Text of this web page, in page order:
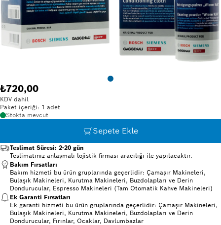
₺720,00
KDV dahil
Paket içeriği: 1 adet
Stokta mevcut
Sepete Ekle
Teslimat Süresi: 2-20 gün
Teslimatınız anlaşmalı lojistik firması aracılığı ile yapılacaktır.
Bakım Fırsatları
Bakım hizmeti bu ürün gruplarında geçerlidir: Çamaşır Makineleri,
Bulaşık Makineleri, Kurutma Makineleri, Buzdolapları ve Derin
Dondurucular, Espresso Makineleri (Tam Otomatik Kahve Makineleri)
Ek Garanti Fırsatları
Ek garanti hizmeti bu ürün gruplarında geçerlidir: Çamaşır Makineleri,
Bulaşık Makineleri, Kurutma Makineleri, Buzdolapları ve Derin
Dondurucular, Fırınlar, Ocaklar, Davlumbazlar